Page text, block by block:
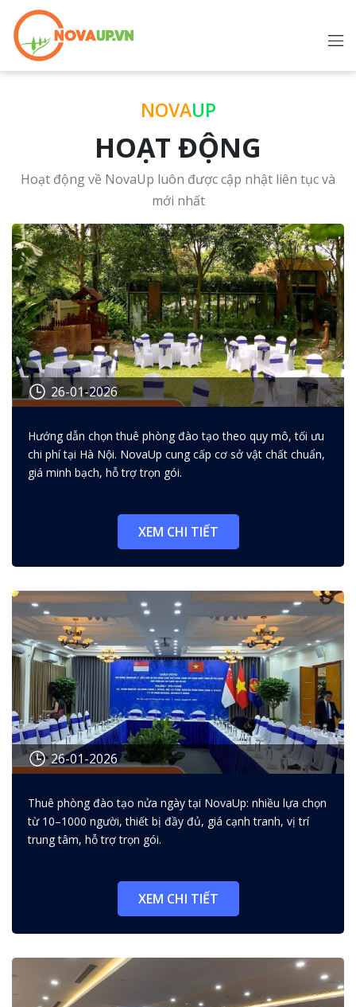
NOVAUP
HOẠT ĐỘNG
Hoạt động về NovaUp luôn được cập nhật liên tục và
mới nhất
26-01-2026
Thuê phòng đào tạo cho doanh
nghiệp: cách chọn tối ưu chi phí
Hướng dẫn chọn thuê phòng đào tạo theo quy mô, tối ưu
chi phí tại Hà Nội. NovaUp cung cấp cơ sở vật chất chuẩn,
giá minh bạch, hỗ trợ trọn gói.
XEM CHI TIẾT
26-01-2026
Thuê phòng đào tạo nửa ngày:
cách chọn phòng phù hợp, giá
tốt
Thuê phòng đào tạo nửa ngày tại NovaUp: nhiều lựa chọn
từ 10–1000 người, thiết bị đầy đủ, giá cạnh tranh, vị trí
trung tâm, hỗ trợ trọn gói.
XEM CHI TIẾT